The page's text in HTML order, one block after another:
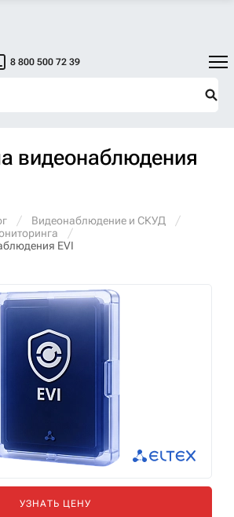
8 800 500 72 39
видеонаблюдения
Видеонаблюдение и СКУД
EVI
УЗНАТЬ ЦЕНУ